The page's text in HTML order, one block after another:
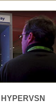
HYPERVSN